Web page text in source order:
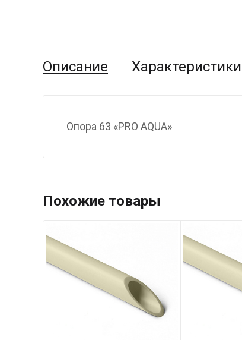
Описание Характеристики
Опора 63 «PRO AQUA»
Похожие товары